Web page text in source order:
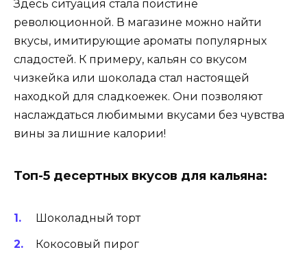
Здесь ситуация стала поистине
революционной. В магазине можно найти
вкусы, имитирующие ароматы популярных
сладостей. К примеру, кальян со вкусом
чизкейка или шоколада стал настоящей
находкой для сладкоежек. Они позволяют
наслаждаться любимыми вкусами без чувства
вины за лишние калории!
Топ-5 десертных вкусов для кальяна:
Шоколадный торт
Кокосовый пирог